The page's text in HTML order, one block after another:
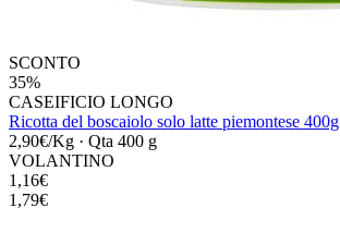
SCONTO
35%
CASEIFICIO LONGO
Ricotta del boscaiolo solo latte piemontese 400g
2,90€/Kg · Qta 400 g
VOLANTINO
1,16€
1,79€